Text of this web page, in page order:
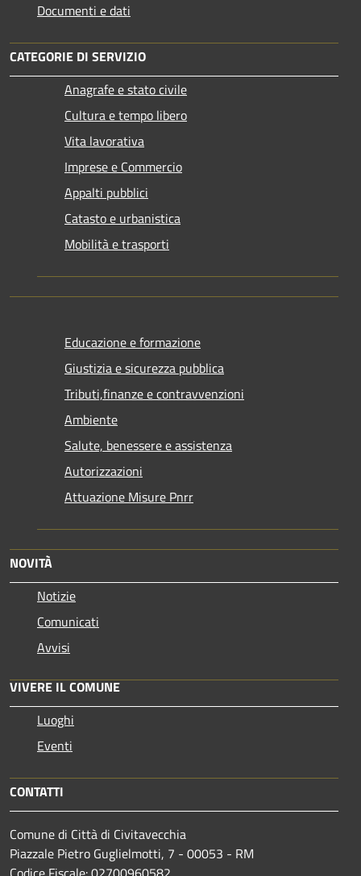
Documenti e dati
CATEGORIE DI SERVIZIO
Anagrafe e stato civile
Cultura e tempo libero
Vita lavorativa
Imprese e Commercio
Appalti pubblici
Catasto e urbanistica
Mobilità e trasporti
Educazione e formazione
Giustizia e sicurezza pubblica
Tributi,finanze e contravvenzioni
Ambiente
Salute, benessere e assistenza
Autorizzazioni
Attuazione Misure Pnrr
NOVITÀ
Notizie
Comunicati
Avvisi
VIVERE IL COMUNE
Luoghi
Eventi
CONTATTI
Comune di Città di Civitavecchia
Piazzale Pietro Guglielmotti, 7 - 00053 - RM